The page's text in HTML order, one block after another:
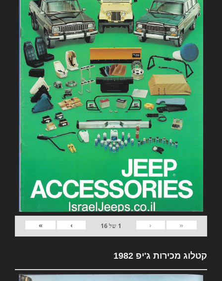
«
‹
1 של16
›
»
קטלוג מכירות ג'יפ 1982